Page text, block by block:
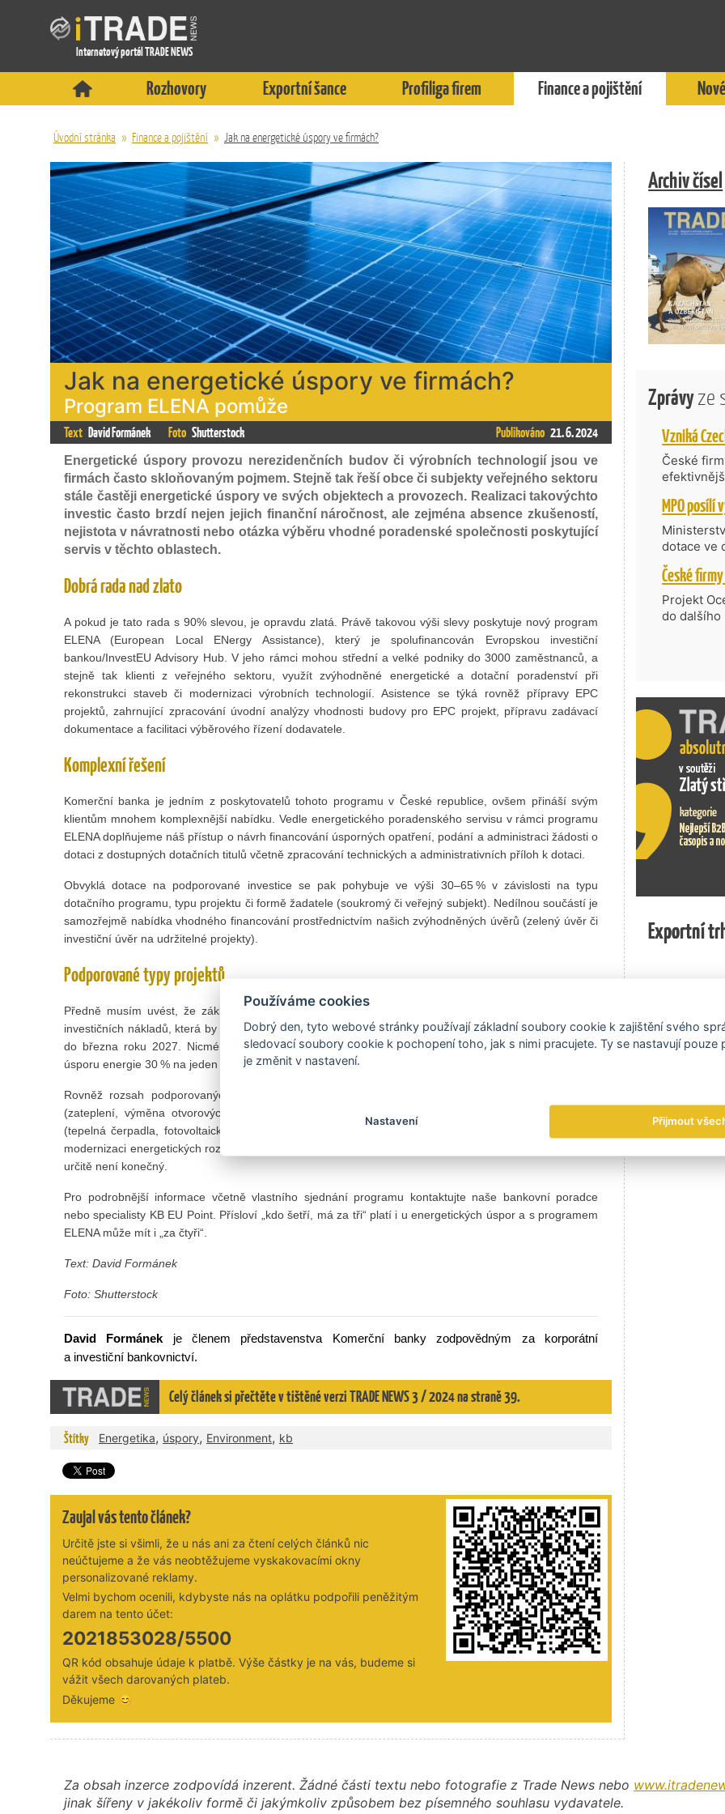
Internetový portál TRADE NEWS
Rozhovory Exportní šance Profiliga firem Finance a pojištění
Úvodní stránka » Finance a pojištění » Jak na energetické úspory ve firmách?
Jak na energetické úspory ve firmách?
Program ELENA pomůže
Text David Formánek Foto Shutterstock Publikováno 21. 6. 2024
Energetické úspory provozu nerezidenčních budov či výrobních technologií jsou ve
firmách často skloňovaným pojmem. Stejně tak řeší obce či subjekty veřejného sektoru
stále častěji energetické úspory ve svých objektech a provozech. Realizaci takovýchto
investic často brzdí nejen jejich finanční náročnost, ale zejména absence zkušeností,
nejistota v návratnosti nebo otázka výběru vhodné poradenské společnosti poskytující
servis v těchto oblastech.
Dobrá rada nad zlato
A pokud je tato rada s 90% slevou, je opravdu zlatá. Právě takovou výši slevy poskytuje nový program
ELENA (European Local ENergy Assistance), který je spolufinancován Evropskou investiční
bankou/InvestEU Advisory Hub. V jeho rámci mohou střední a velké podniky do 3000 zaměstnanců, a
stejně tak klienti z veřejného sektoru, využít zvýhodněné energetické a dotační poradenství při
rekonstrukci staveb či modernizaci výrobních technologií. Asistence se týká rovněž přípravy EPC
projektů, zahrnující zpracování úvodní analýzy vhodnosti budovy pro EPC projekt, přípravu zadávací
dokumentace a facilitaci výběrového řízení dodavatele.
Komplexní řešení
Komerční banka je jedním z poskytovatelů tohoto programu v České republice, ovšem přináší svým
klientům mnohem komplexnější nabídku. Vedle energetického poradenského servisu v rámci programu
ELENA doplňujeme náš přístup o návrh financování úsporných opatření, podání a administraci žádosti o
dotaci z dostupných dotačních titulů včetně zpracování technických a administrativních příloh k dotaci.
Obvyklá dotace na podporované investice se pak pohybuje ve výši 30–65 % v závislosti na typu
dotačního programu, typu projektu či formě žadatele (soukromý či veřejný subjekt). Nedílnou součástí je
samozřejmě nabídka vhodného financování prostřednictvím našich zvýhodněných úvěrů (zelený úvěr či
investiční úvěr na udržitelné projekty).
Podporované typy projektů
Předně musím uvést, že základní podmínkou pro získání 90% slevy na poradenské služby je výše
investičních nákladů, která by měla přesáhnout 10 milionů korun, a realizace opatření musí proběhnout
do března roku 2027. Nicméně investice do podporovaných typů opatření mohou přinést minimální
úsporu energie 30 % na jeden projekt, což rozhodně stojí za úvahu.
Rovněž rozsah podporovaných projektů je velmi široký. Od snížení energetické náročnosti budov
(zateplení, výměna otvorových výplní, větrání, rekuperace), využívání obnovitelných zdrojů energie
(tepelná čerpadla, fotovoltaické systémy a další) přes využití odpadní energie, efektivnější osvětlení,
modernizaci energetických rozvodů až po investice do úspornějších výrobních technologií. A tento výčet
určitě není konečný.
Pro podrobnější informace včetně vlastního sjednání programu kontaktujte naše bankovní poradce
nebo specialisty KB EU Point. Přísloví „kdo šetří, má za tři“ platí i u energetických úspor a s programem
ELENA může mít i „za čtyři“.
Text: David Formánek
Foto: Shutterstock
David Formánek je členem představenstva Komerční banky zodpovědným za korporátní
a investiční bankovnictví.
Celý článek si přečtěte v tištěné verzi TRADE NEWS 3 / 2024 na straně 39.
Štítky Energetika, úspory, Environment, kb
Zaujal vás tento článek?
Určitě jste si všimli, že u nás ani za čtení celých článků nic
neúčtujeme a že vás neobtěžujeme vyskakovacími okny
personalizované reklamy.
Velmi bychom ocenili, kdybyste nás na oplátku podpořili peněžitým
darem na tento účet:
2021853028/5500
QR kód obsahuje údaje k platbě. Výše částky je na vás, budeme si
vážit všech darovaných plateb.
Děkujeme 😊
Archiv čísel
Zprávyze
České
nabídne
zahraniční
dotace ve
Transfer,
Částkou
Projekt
do dalšího
nejen
příběh.
Exportní
Exportní
Za obsah inzerce zodpovídá inzerent. Žádné části textu nebo fotografie z Trade News nebo
jinak šířeny v jakékoliv formě či jakýmkoliv způsobem bez písemného souhlasu vydavatele.
Používáme cookies
Dobrý den, tyto webové stránky používají základní soubory cookie k zajištění svého
sledovací soubory cookie k pochopení toho, jak s nimi pracujete. Ty se nastavují pouze
je změnit v nastavení.
Nastavení Přijmout